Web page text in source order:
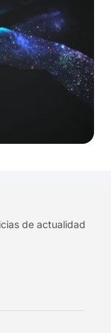
de actualidad